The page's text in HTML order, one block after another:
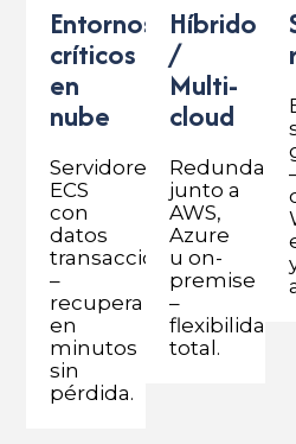
Entornos
críticos
en
nube
Servidores
ECS
con
datos
transaccionales
–
recupera
en
minutos
sin
pérdida.
Híbrido
/
Multi-
cloud
junto a
AWS,
Azure
u on-
premise
–
flexibilidad
total.